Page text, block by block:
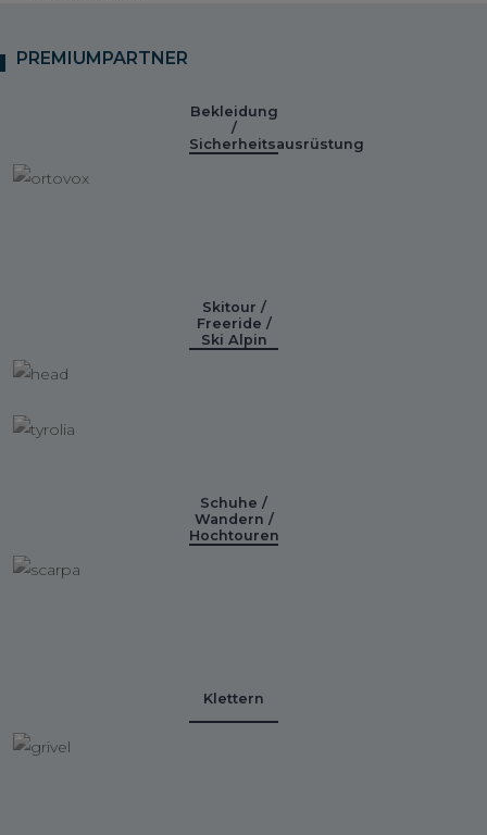
PREMIUMPARTNER
Bekleidung
/
Sicherheitsausrüstung
Skitour /
Freeride /
Ski Alpin
Schuhe /
Wandern /
Hochtouren
Klettern